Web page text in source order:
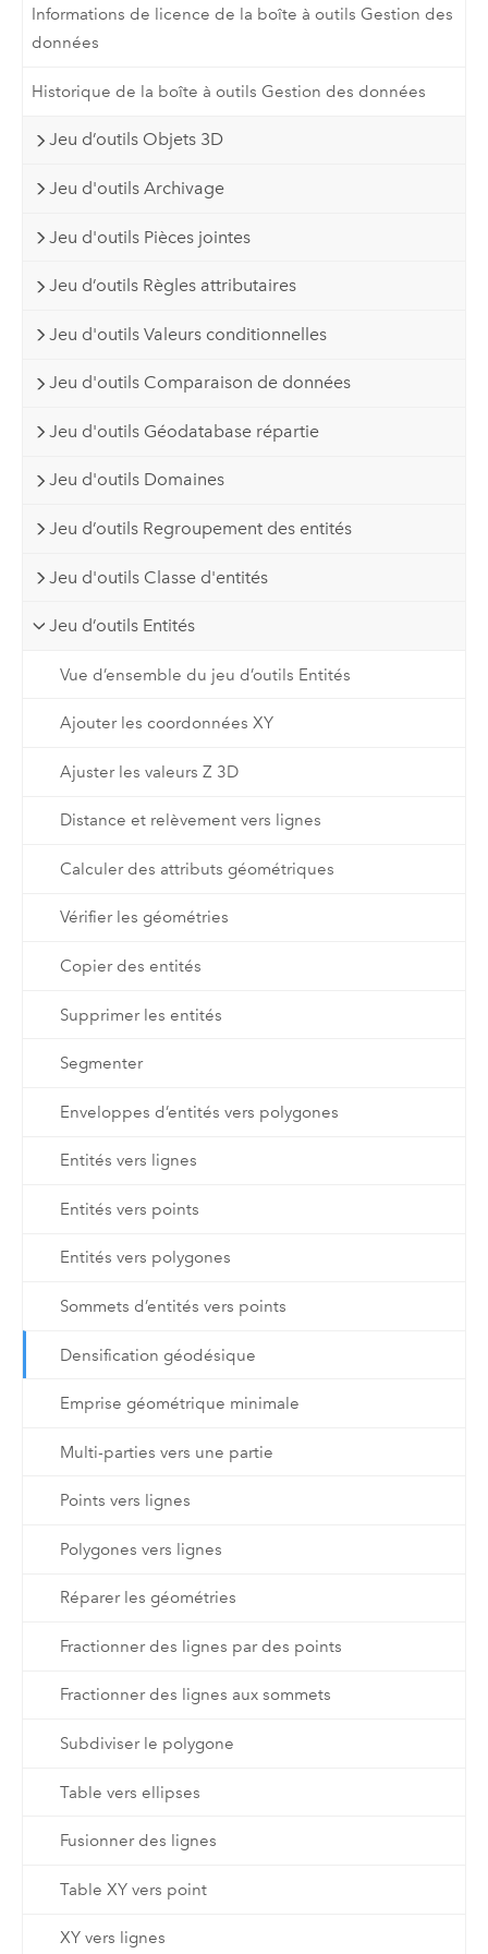
Informations de licence de la boîte à outils Gestion des
données
Historique de la boîte à outils Gestion des données
Jeu d’outils Objets 3D
Jeu d'outils Archivage
Jeu d'outils Pièces jointes
Jeu d’outils Règles attributaires
Jeu d'outils Valeurs conditionnelles
Jeu d'outils Comparaison de données
Jeu d'outils Géodatabase répartie
Jeu d'outils Domaines
Jeu d’outils Regroupement des entités
Jeu d'outils Classe d'entités
Jeu d’outils Entités
Vue d’ensemble du jeu d’outils Entités
Ajouter les coordonnées XY
Ajuster les valeurs Z 3D
Distance et relèvement vers lignes
Calculer des attributs géométriques
Vérifier les géométries
Copier des entités
Supprimer les entités
Segmenter
Enveloppes d’entités vers polygones
Entités vers lignes
Entités vers points
Entités vers polygones
Sommets d’entités vers points
Densification géodésique
Emprise géométrique minimale
Multi-parties vers une partie
Points vers lignes
Polygones vers lignes
Réparer les géométries
Fractionner des lignes par des points
Fractionner des lignes aux sommets
Subdiviser le polygone
Table vers ellipses
Fusionner des lignes
Table XY vers point
XY vers lignes